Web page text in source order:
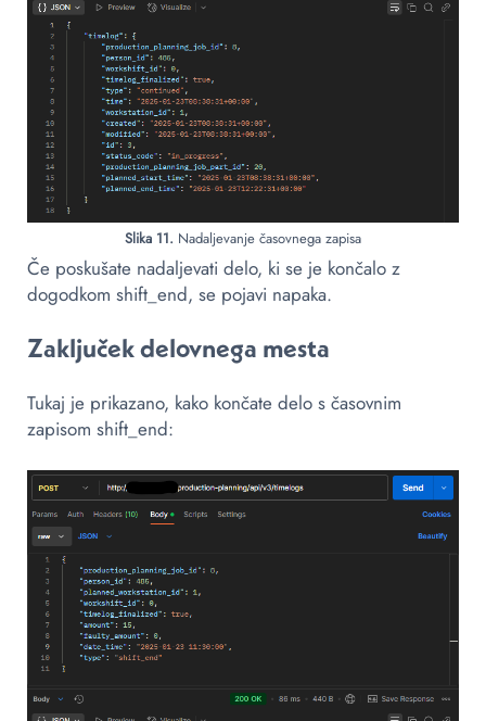
Slika 11. Nadaljevanje časovnega zapisa
Če poskušate nadaljevati delo, ki se je končalo z
dogodkom shift_end, se pojavi napaka.
Zaključek delovnega mesta
Tukaj je prikazano, kako končate delo s časovnim
zapisom shift_end: